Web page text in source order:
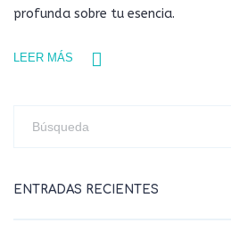
profunda sobre tu esencia.
LEER MÁS
ENTRADAS RECIENTES